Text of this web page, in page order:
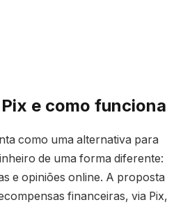
e como funciona
como uma alternativa para
de uma forma diferente:
e opiniões online. A proposta
financeiras, via Pix,